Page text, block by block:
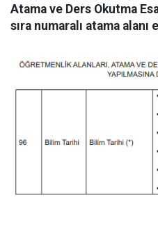
Atama ve Ders Okutma
sıra numaralı atama alanı